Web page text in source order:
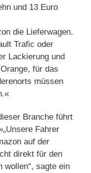
und 13 Euro
die Lieferwagen.
Trafic oder
Lackierung und
für das
müssen
Branche führt
Fahrer
auf der
direkt für den
wollen“, sagte ein